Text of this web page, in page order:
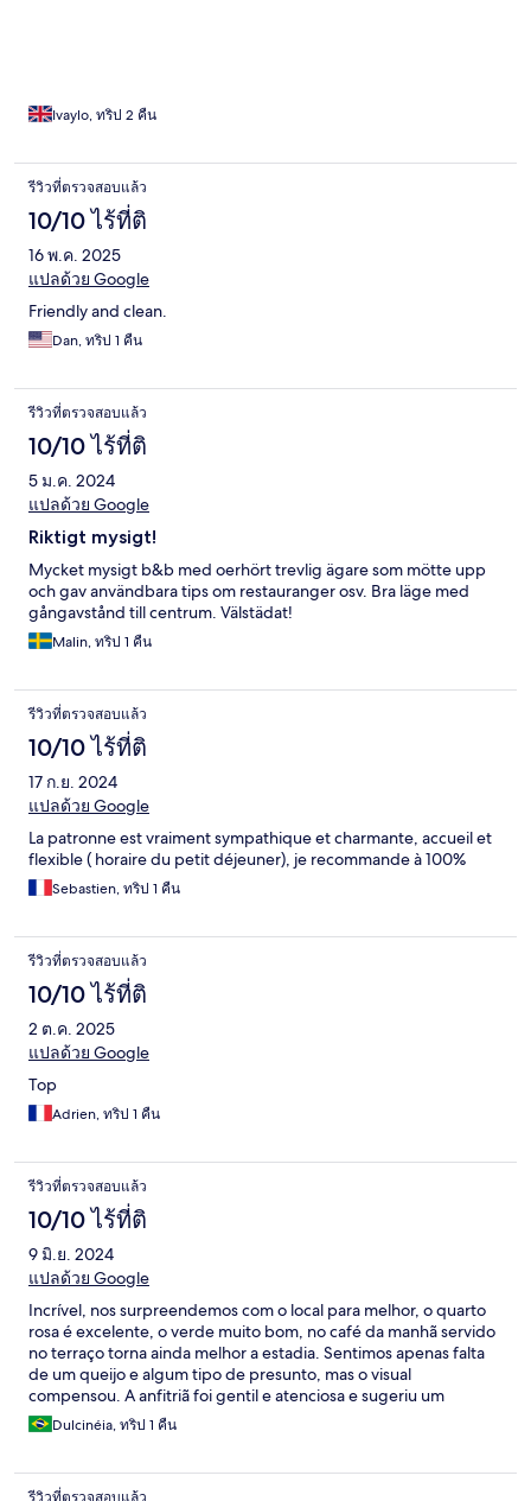
Ivaylo, ทริป 2 คืน
รีวิวที่ตรวจสอบแล้ว
10/10 ไร้ที่ติ
16 พ.ค. 2025
แปลด้วย Google
Friendly and clean.
Dan, ทริป 1 คืน
รีวิวที่ตรวจสอบแล้ว
10/10 ไร้ที่ติ
5 ม.ค. 2024
แปลด้วย Google
Riktigt mysigt!
Mycket mysigt b&b med oerhört trevlig ägare som mötte upp
och gav användbara tips om restauranger osv. Bra läge med
gångavstånd till centrum. Välstädat!
Malin, ทริป 1 คืน
รีวิวที่ตรวจสอบแล้ว
10/10 ไร้ที่ติ
17 ก.ย. 2024
แปลด้วย Google
La patronne est vraiment sympathique et charmante, accueil et
flexible ( horaire du petit déjeuner), je recommande à 100%
Sebastien, ทริป 1 คืน
รีวิวที่ตรวจสอบแล้ว
10/10 ไร้ที่ติ
2 ต.ค. 2025
แปลด้วย Google
Top
Adrien, ทริป 1 คืน
รีวิวที่ตรวจสอบแล้ว
10/10 ไร้ที่ติ
9 มิ.ย. 2024
แปลด้วย Google
Incrível, nos surpreendemos com o local para melhor, o quarto
rosa é excelente, o verde muito bom, no café da manhã servido
no terraço torna ainda melhor a estadia. Sentimos apenas falta
de um queijo e algum tipo de presunto, mas o visual
compensou. A anfitriã foi gentil e atenciosa e sugeriu um
restaurante para o jantar no centro da vila com um comida
deliciosa. Com toda certeza ficaremos novamente neste local
Dulcinéia, ทริป 1 คืน